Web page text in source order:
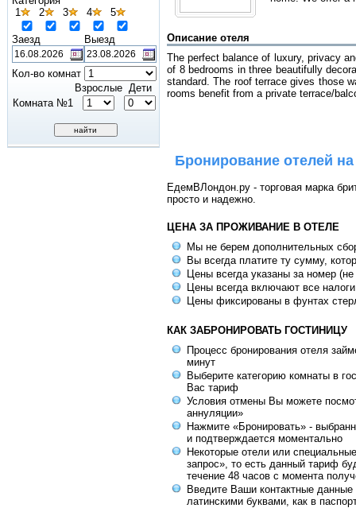
1
2 3 4 5
Заезд Выезд
Кол-во комнат
Взрослые Дети
Комната №1
Описание отеля
The perfect balance of luxury, privacy
of 8 bedrooms in three beautifully
standard. The roof terrace gives those
rooms benefit from a private terrace/
Бронирование отелей
ЕдемВЛондон.ру - торговая марка
просто и надежно.
ЦЕНА ЗА ПРОЖИВАНИЕ В ОТЕЛЕ
Мы не берем дополнительных
Вы всегда платите ту сумму,
Цены всегда указаны за номер
Цены всегда включают все
Цены фиксированы в фунтах
КАК ЗАБРОНИРОВАТЬ ГОСТИНИЦУ
Процесс бронирования отеля
минут
Выберите категорию комнаты в
Вас тариф
Условия отмены Вы можете
аннуляции»
Нажмите «Бронировать» -
и подтверждается моментально
Некоторые отели или
запрос», то есть данный тариф
течение 48 часов с момента
Введите Ваши контактные данные
латинскими буквами, как в